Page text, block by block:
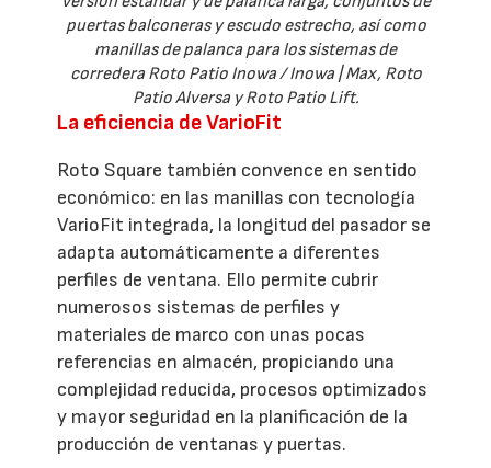
puertas balconeras y escudo estrecho, así como
manillas de palanca para los sistemas de
corredera Roto Patio Inowa / Inowa | Max, Roto
Patio Alversa y Roto Patio Lift.
La eficiencia de VarioFit
Roto Square también convence en sentido
económico: en las manillas con tecnología
VarioFit integrada, la longitud del pasador se
adapta automáticamente a diferentes
perfiles de ventana. Ello permite cubrir
numerosos sistemas de perfiles y
materiales de marco con unas pocas
referencias en almacén, propiciando una
complejidad reducida, procesos optimizados
y mayor seguridad en la planificación de la
producción de ventanas y puertas.